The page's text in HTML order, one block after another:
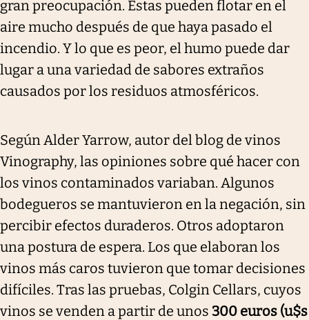
gran preocupación. Éstas pueden flotar en el
aire mucho después de que haya pasado el
incendio. Y lo que es peor, el humo puede dar
lugar a una variedad de sabores extraños
causados por los residuos atmosféricos.
Según Alder Yarrow, autor del blog de vinos
Vinography, las opiniones sobre qué hacer con
los vinos contaminados variaban. Algunos
bodegueros se mantuvieron en la negación, sin
percibir efectos duraderos. Otros adoptaron
una postura de espera. Los que elaboran los
vinos más caros tuvieron que tomar decisiones
difíciles. Tras las pruebas, Colgin Cellars, cuyos
vinos se venden a partir de unos 300 euros (u$s